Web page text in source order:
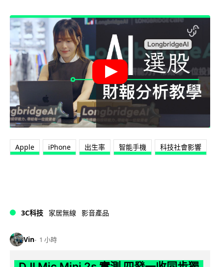
Apple iPhone 出生率 智能手機 科技社會影響
3C科技 家居無線 影音產品
Vin 1 小時